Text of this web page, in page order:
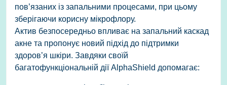
пов’язаних із запальними процесами, при цьому
зберігаючи корисну мікрофлору.
Актив безпосередньо впливає на запальний каскад
акне та пропонує новий підхід до підтримки
здоров’я шкіри. Завдяки своїй
багатофункціональній дії AlphaShield допомагає: